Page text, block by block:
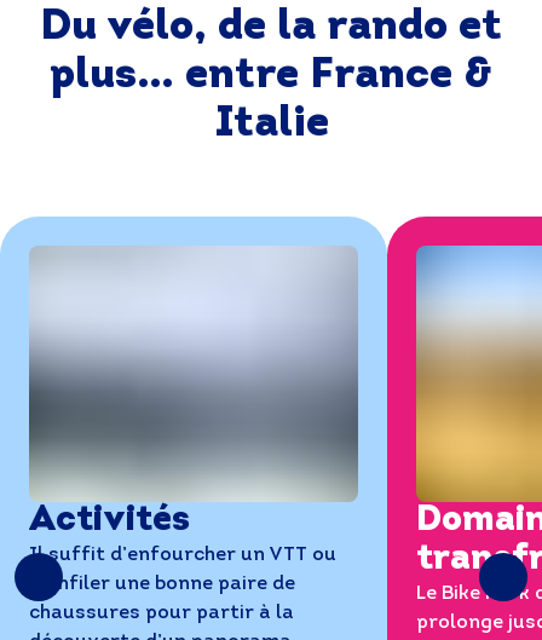
Du vélo, de la rando et
plus… entre France &
Italie
Activités
Il suffit d’enfourcher un VTT ou
d’enfiler une bonne paire de
chaussures pour partir à la
Le Bike Park
prolonge